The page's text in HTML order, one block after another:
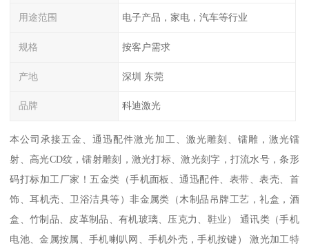
用途范围 电子产品，家电，汽车等行业
规格 按客户需求
产地 深圳 东莞
品牌 科迪激光
本公司承接五金、通迅配件激光加工、激光雕刻、镭雕，激光镭
射、高光CD纹，镭射雕刻，激光打标、激光刻字，打流水号，条形
码打标加工厂家！五金类（手机面板、通迅配件、表带、表壳、首
饰、耳机壳、卫浴洁具等）非金属类（木制品吊牌工艺，礼盒，酒
盒、竹制品、皮革制品、有机玻璃、压克力、鞋业） 通讯类（手机
电池、金属按属、手机喇叭网、手机外壳，手机按键） 激光加工特